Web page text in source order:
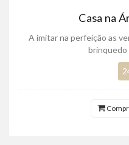
Casa na
A imitar na perfeição as
brinquedo